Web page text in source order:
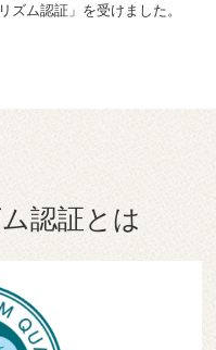
ズム認証」を受けました。
認証とは